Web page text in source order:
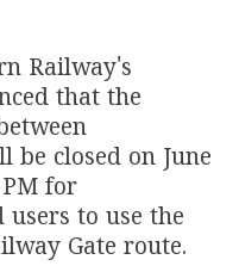
Railway's
that the
be closed on June
for
users to use the
Gate route.